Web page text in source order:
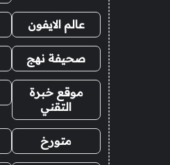
عالم الايفون
صحيفة نهج
موقع خبرة
التقني
متورخ